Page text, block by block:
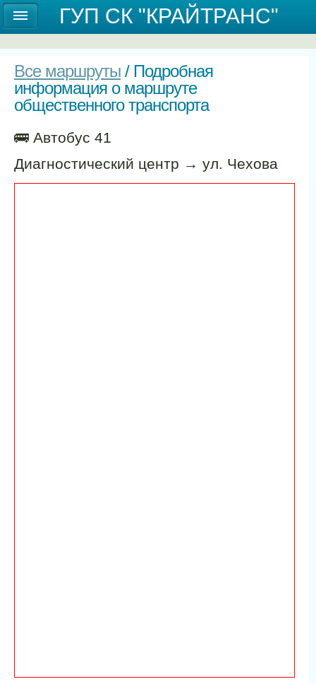
Государственное унитарное предприятие
Ставропольского края "КРАЙТРАНС"
Все маршруты / Подробная
информация о маршруте
общественного транспорта
🚌 Автобус 41
Диагностический центр → ул. Чехова
ГУП СК "КРАЙТРАНС"